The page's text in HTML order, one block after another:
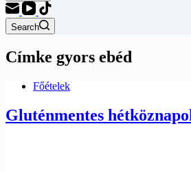
Search
Címke gyors ebéd
Főételek
Gluténmentes